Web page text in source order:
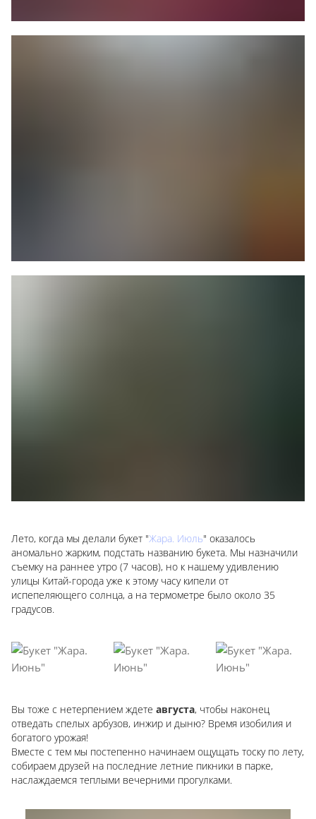
Лето, когда мы делали букет "Жара. Июль" оказалось
аномально жарким, подстать названию букета. Мы назначили
съемку на раннее утро (7 часов), но к нашему удивлению
улицы Китай-города уже к этому часу кипели от
испепеляющего солнца, а на термометре было около 35
градусов.
Вы тоже с нетерпением ждете августа, чтобы наконец
отведать спелых арбузов, инжир и дыню? Время изобилия и
богатого урожая!
Вместе с тем мы постепенно начинаем ощущать тоску по лету,
собираем друзей на последние летние пикники в парке,
наслаждаемся теплыми вечерними прогулками.